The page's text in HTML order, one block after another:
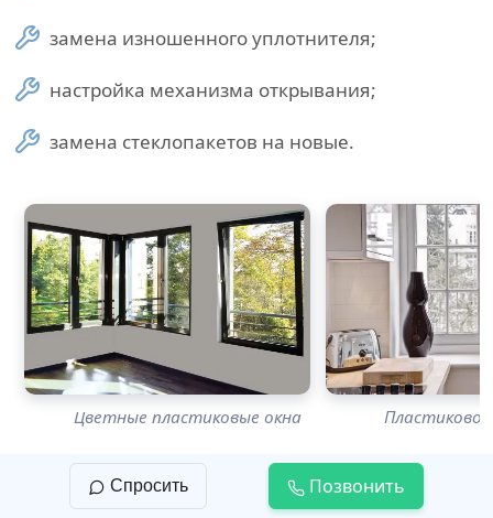
замена изношенного уплотнителя;
настройка механизма открывания;
замена стеклопакетов на новые.
Цветные пластиковые окна Пластиковое
Спросить Позвонить